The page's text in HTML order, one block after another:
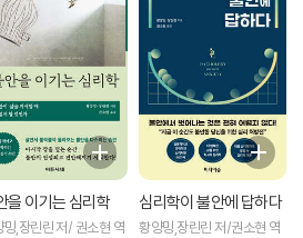
을 이기는 심리학
밍,장린린 저/ 권소현 역
심리학이 불안에 답하다
황양밍,장린린 저/권소현 역